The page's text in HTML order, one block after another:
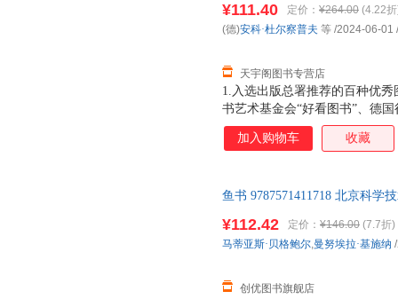
+装备清单，助力孩子踏出探险
装帧质感提升，精装大开本全
1.入选出版总署推荐的百种优
书艺术基金会“好看图书”、德
学院“年轻作家”奖、德国儿童
会青少年非虚构图书奖、奥地
业旅行家小鹏、地理公社创始
+装备清单，助力孩子踏出探险
装帧质感提升，精装大开本全
¥111.40 定价： ¥264.00 (4.22
天宇阁图书专营店
(德)安科·杜尔察普夫 等 /2024-06-01 /
加入购物车 收藏
鱼书 9787571411718 北京科学
¥112.42 定价： ¥146.00 (7.7折)
创优图书旗舰店
马蒂亚斯·贝格鲍尔,曼努埃拉·基施纳